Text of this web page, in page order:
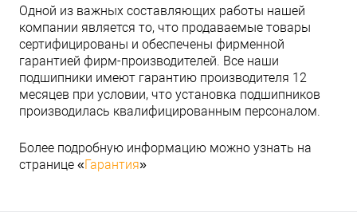
Одной из важных составляющих работы нашей
компании является то, что продаваемые товары
сертифицированы и обеспечены фирменной
гарантией фирм-производителей. Все наши
подшипники имеют гарантию производителя 12
месяцев при условии, что установка подшипников
производилась квалифицированным персоналом.
Более подробную информацию можно узнать на
странице «Гарантия»